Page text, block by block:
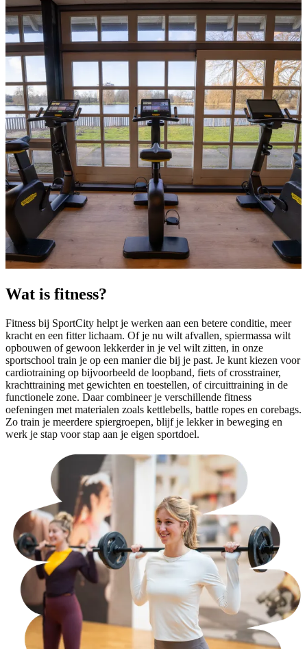
Wat is fitness?
Fitness bij SportCity helpt je werken aan een betere conditie, meer
kracht en een fitter lichaam. Of je nu wilt afvallen, spiermassa wilt
opbouwen of gewoon lekkerder in je vel wilt zitten, in onze
sportschool train je op een manier die bij je past. Je kunt kiezen voor
cardiotraining op bijvoorbeeld de loopband, fiets of crosstrainer,
krachttraining met gewichten en toestellen, of circuittraining in de
functionele zone. Daar combineer je verschillende fitness
oefeningen met materialen zoals kettlebells, battle ropes en corebags.
Zo train je meerdere spiergroepen, blijf je lekker in beweging en
werk je stap voor stap aan je eigen sportdoel.